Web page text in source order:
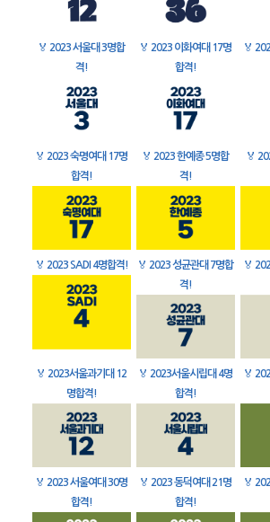
🏅 2023 서울대 3명합
격!
🏅 2023 이화여대 17명
합격!
🏅
🏅 2023 숙명여대 17명
합격!
🏅 2023 한예종 5명합
격!
🏅
🏅 2023 SADI 4명합격! 🏅 2023 성균관대 7명합
격!
🏅
🏅 2023서울과기대 12
명합격!
🏅 2023서울시립대 4명
합격!
🏅
🏅 2023 서울여대 30명
합격!
🏅 2023 동덕여대 21명
합격!
🏅